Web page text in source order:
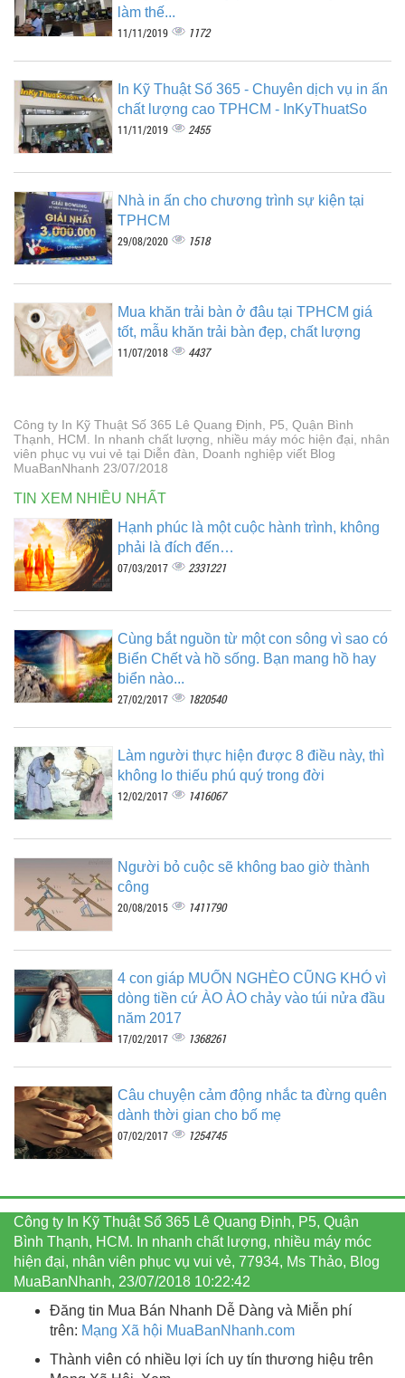
làm thế...
11/11/2019 1172
In Kỹ Thuật Số 365 - Chuyên dịch vụ in ấn
chất lượng cao TPHCM - InKyThuatSo
11/11/2019 2455
Nhà in ấn cho chương trình sự kiện tại
TPHCM
29/08/2020 1518
Mua khăn trải bàn ở đâu tại TPHCM giá
tốt, mẫu khăn trải bàn đẹp, chất lượng
11/07/2018 4437
Công ty In Kỹ Thuật Số 365 Lê Quang Định, P5, Quận Bình
Thạnh, HCM. In nhanh chất lượng, nhiều máy móc hiện đại, nhân
viên phục vụ vui vẻ tại Diễn đàn, Doanh nghiệp viết Blog
MuaBanNhanh 23/07/2018
TIN XEM NHIỀU NHẤT
Hạnh phúc là một cuộc hành trình, không
phải là đích đến…
07/03/2017 2331221
Cùng bắt nguồn từ một con sông vì sao có
Biển Chết và hồ sống. Bạn mang hồ hay
biển nào...
27/02/2017 1820540
Làm người thực hiện được 8 điều này, thì
không lo thiếu phú quý trong đời
12/02/2017 1416067
Người bỏ cuộc sẽ không bao giờ thành
công
20/08/2015 1411790
4 con giáp MUỐN NGHÈO CŨNG KHÓ vì
dòng tiền cứ ÀO ÀO chảy vào túi nửa đầu
năm 2017
17/02/2017 1368261
Câu chuyện cảm động nhắc ta đừng quên
dành thời gian cho bố mẹ
07/02/2017 1254745
Công ty In Kỹ Thuật Số 365 Lê Quang Định, P5, Quận
Bình Thạnh, HCM. In nhanh chất lượng, nhiều máy móc
hiện đại, nhân viên phục vụ vui vẻ, 77934, Ms Thảo, Blog
MuaBanNhanh, 23/07/2018 10:22:42
Đăng tin Mua Bán Nhanh Dễ Dàng và Miễn phí
trên: Mạng Xã hội MuaBanNhanh.com
Thành viên có nhiều lợi ích uy tín thương hiệu trên